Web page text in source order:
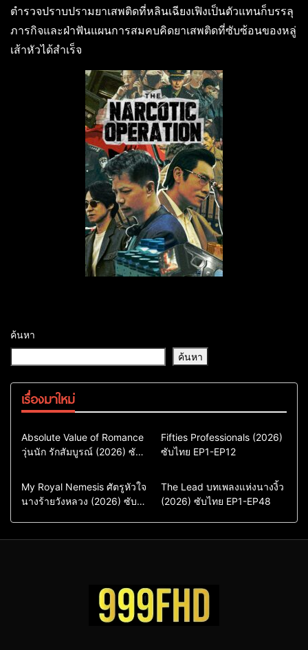
ตำรวจปราบปรามยาเสพติดที่หลินเฉียงเฟิงเป็นตัวแทนก็บรรลุ
ภารกิจและฝ่าฟันแผนการสมคบคิดยาเสพติดที่ซับซ้อนของหลู่
เส้าหัวได้สำเร็จ
ค้นหา
ค้นหา
เรื่องมาใหม่
Comedy
Drama
ซีรี่ย์เกาหลี
ซีรี่ย์เกาหลีพากย์ไทย
Absolute Value of Romance
วุ่นนัก รักสัมบูรณ์ (2026) ซับ
Action & Adventure
Comedy
Drama
ซีรี่ย์เกาหลีซับไทย
Fifties Professionals (2026)
ซับไทย EP1-EP12
Comedy
Drama
Sci-Fi & Fantasy
My Royal Nemesis ศัตรูหัวใจ
นางร้ายวังหลวง (2026) ซับ
Drama
ซีรี่ย์จีน
ซีรี่ย์จีนซับไทย
The Lead บทเพลงแห่งนางงิ้ว
(2026) ซับไทย EP1-EP48